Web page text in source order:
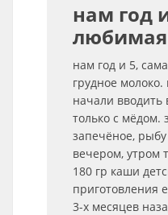
нам год
любимая
нам год и 5,
грудное молоко.
начали вводить
только с мёдом.
запечёное,
вечером, утром
180 гр каши
приготовления
3-х месяцев